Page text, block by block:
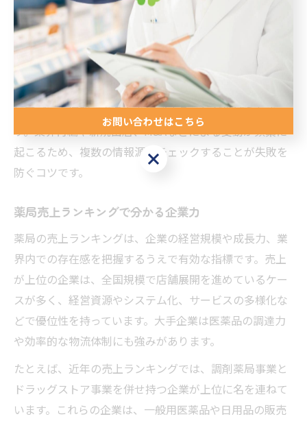
されます。ランキングは単なる順位表ではなく、各薬局
の特徴や強みを理解するための指標として活用しましょ
う。
ランキングを活用する際の注意点として、最新のデータ
に基づいた情報であるかを確認することが挙げられま
す。業界再編や新規出店、M&Aなどによる変動が頻繁に
起こるため、複数の情報源をチェックすることが失敗を
防ぐコツです。
薬局売上ランキングで分かる企業力
薬局の売上ランキングは、企業の経営規模や成長力、業
界内での存在感を把握するうえで有効な指標です。売上
が上位の企業は、全国規模で店舗展開を進めているケー
スが多く、経営資源やシステム化、サービスの多様化な
どで優位性を持っています。大手企業は医薬品の調達力
や効率的な物流体制にも強みがあります。
たとえば、近年の売上ランキングでは、調剤薬局事業と
ドラッグストア事業を併せ持つ企業が上位に名を連ねて
います。これらの企業は、一般用医薬品や日用品の販売
お問い合わせはこちら
お問い合わせはこちら